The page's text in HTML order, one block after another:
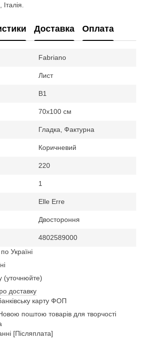
Доставка Оплата
Fabriano
Лист
B1
70х100 см
Гладка, Фактурна
Коричневий
220
1
Elle Erre
Двостороння
4802589000
Україні
(уточнюйте)
доставку
карту ФОП
[Післяплата]